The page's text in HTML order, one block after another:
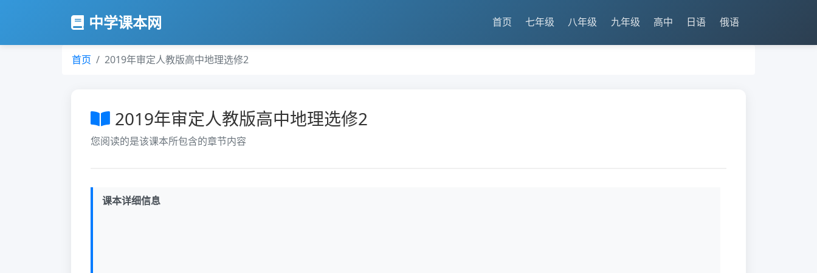
中学课本网 首页 七年级 八年级 九年级 高中 日语 俄语
首页 2019年审定人教版高中地理选修2
2019年审定人教版高中地理选修2
您阅读的是该课本所包含的章节内容
课本详细信息